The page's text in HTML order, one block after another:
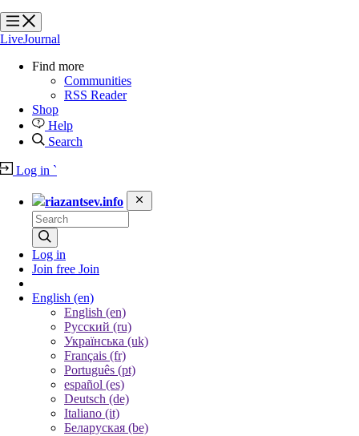
?
?
LiveJournal
Find more
Communities
RSS Reader
Shop
Help
Search
Log in `
riazantsev.info
Log in
Join free Join
English (en)
English (en)
Русский (ru)
Українська (uk)
Français (fr)
Português (pt)
español (es)
Deutsch (de)
Italiano (it)
Беларуская (be)